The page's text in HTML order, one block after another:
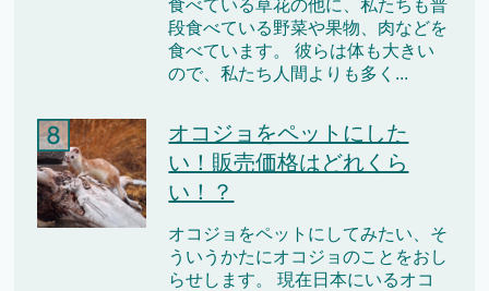
食べている草花の他に、私たちも普
段食べている野菜や果物、肉などを
食べています。 彼らは体も大きい
ので、私たち人間よりも多く...
オコジョをペットにした
い！販売価格はどれくら
い！？
オコジョをペットにしてみたい、そ
ういうかたにオコジョのことをおし
らせします。 現在日本にいるオコ